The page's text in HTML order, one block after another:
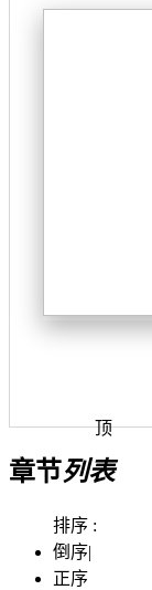
顶
章节列表
排序 :
倒序|
正序